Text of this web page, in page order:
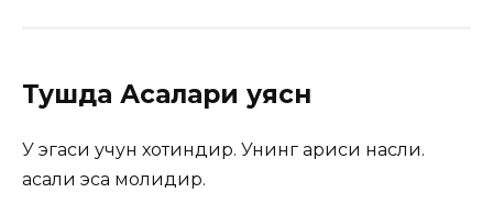
Тушда Асалари уясн
У эгаси учун хотиндир. Унинг ариси насли.
асали эса молидир.